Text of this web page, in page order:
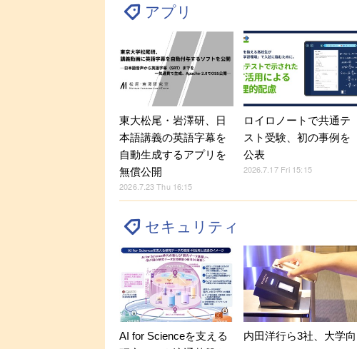
アプリ
東大松尾・岩澤研、日
本語講義の英語字幕を
自動生成するアプリを
無償公開
2026.7.23 Thu 16:15
ロイロノートで共通テ
スト受験、初の事例を
公表
2026.7.17 Fri 15:15
セキュリティ
AI for Scienceを支える
内田洋行ら3社、大学向